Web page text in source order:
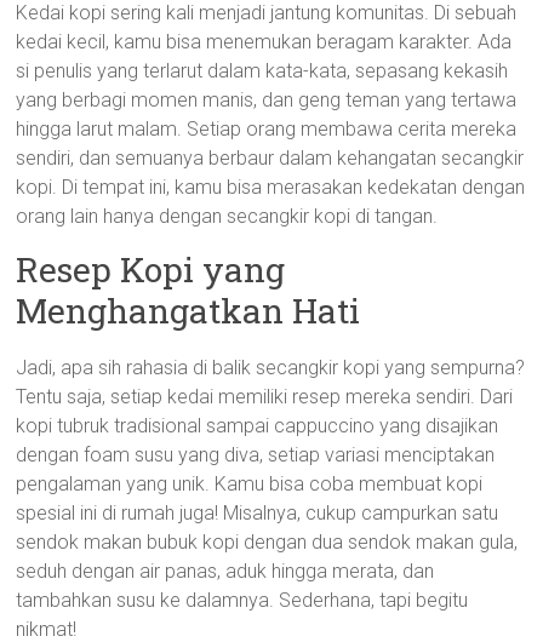
Kedai kopi sering kali menjadi jantung komunitas. Di sebuah
kedai kecil, kamu bisa menemukan beragam karakter. Ada
si penulis yang terlarut dalam kata-kata, sepasang kekasih
yang berbagi momen manis, dan geng teman yang tertawa
hingga larut malam. Setiap orang membawa cerita mereka
sendiri, dan semuanya berbaur dalam kehangatan secangkir
kopi. Di tempat ini, kamu bisa merasakan kedekatan dengan
orang lain hanya dengan secangkir kopi di tangan.
Resep Kopi yang
Menghangatkan Hati
Jadi, apa sih rahasia di balik secangkir kopi yang sempurna?
Tentu saja, setiap kedai memiliki resep mereka sendiri. Dari
kopi tubruk tradisional sampai cappuccino yang disajikan
dengan foam susu yang diva, setiap variasi menciptakan
pengalaman yang unik. Kamu bisa coba membuat kopi
spesial ini di rumah juga! Misalnya, cukup campurkan satu
sendok makan bubuk kopi dengan dua sendok makan gula,
seduh dengan air panas, aduk hingga merata, dan
tambahkan susu ke dalamnya. Sederhana, tapi begitu
nikmat!